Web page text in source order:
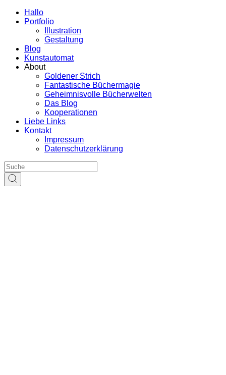
Hallo
Portfolio
Illustration
Gestaltung
Blog
Kunstautomat
About
Goldener Strich
Fantastische Büchermagie
Geheimnisvolle Bücherwelten
Das Blog
Kooperationen
Liebe Links
Kontakt
Impressum
Datenschutzerklärung